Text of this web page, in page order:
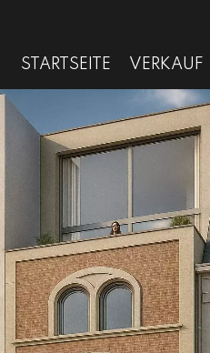
STARTSEITE VERKAUF